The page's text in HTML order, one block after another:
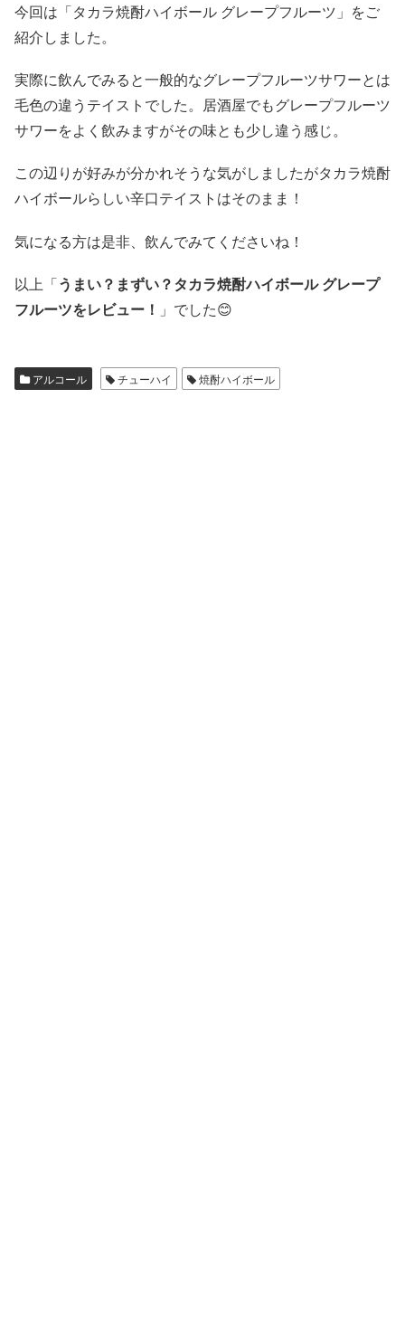
今回は「タカラ焼酎ハイボール グレープフルーツ」をご
紹介しました。
実際に飲んでみると一般的なグレープフルーツサワーとは
毛色の違うテイストでした。居酒屋でもグレープフルーツ
サワーをよく飲みますがその味とも少し違う感じ。
この辺りが好みが分かれそうな気がしましたがタカラ焼酎
ハイボールらしい辛口テイストはそのまま！
気になる方は是非、飲んでみてくださいね！
以上「うまい？まずい？タカラ焼酎ハイボール グレープ
フルーツをレビュー！ 」でした😊
アルコール チューハイ 焼酎ハイボール